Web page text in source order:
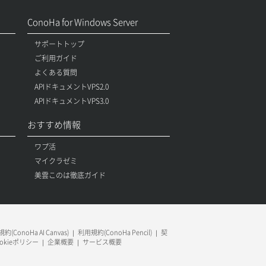
ConoHa for Windows Server
サポートトップ
ご利用ガイド
よくある質問
APIドキュメントVPS2.0
APIドキュメントVPS3.0
おすすめ情報
ワプ活
マイクラゼミ
美雲このは徹底ガイド
約(ConoHa AI Canvas) 利用規約(ConoHa Pencil)
契
ポリシー
企業概要 サービス概要